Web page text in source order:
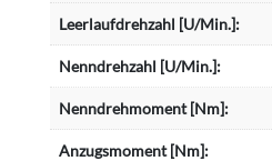
Leerlaufdrehzahl [U/Min.]:
Nenndrehzahl [U/Min.]:
Nenndrehmoment [Nm]:
Anzugsmoment [Nm]: